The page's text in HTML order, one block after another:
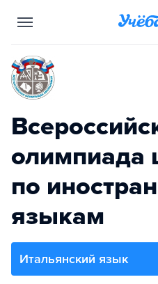
олимпиада
по
языкам
Итальянский язык